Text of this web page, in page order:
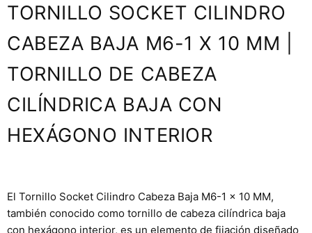
TORNILLO SOCKET CILINDRO
CABEZA BAJA M6-1 X 10 MM |
TORNILLO DE CABEZA
CILÍNDRICA BAJA CON
HEXÁGONO INTERIOR
El Tornillo Socket Cilindro Cabeza Baja M6-1 x 10 MM,
también conocido como tornillo de cabeza cilíndrica baja
con hexágono interior, es un elemento de fijación diseñado